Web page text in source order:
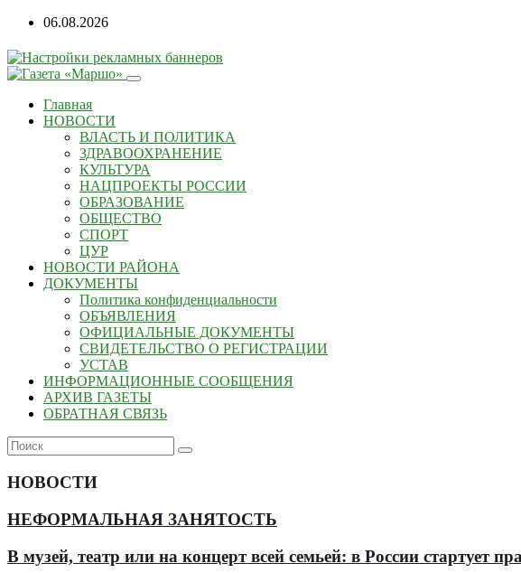
06.08.2026
Главная
НОВОСТИ
ВЛАСТЬ И ПОЛИТИКА
ЗДРАВООХРАНЕНИЕ
КУЛЬТУРА
НАЦПРОЕКТЫ РОССИИ
ОБРАЗОВАНИЕ
ОБЩЕСТВО
СПОРТ
ЦУР
НОВОСТИ РАЙОНА
ДОКУМЕНТЫ
Политика конфиденциальности
ОБЪЯВЛЕНИЯ
ОФИЦИАЛЬНЫЕ ДОКУМЕНТЫ
СВИДЕТЕЛЬСТВО О РЕГИСТРАЦИИ
УСТАВ
ИНФОРМАЦИОННЫЕ СООБЩЕНИЯ
АРХИВ ГАЗЕТЫ
ОБРАТНАЯ СВЯЗЬ
НОВОСТИ
НЕФОРМАЛЬНАЯ ЗАНЯТОСТЬ
В музей, театр или на концерт всей семьей: в России стартует